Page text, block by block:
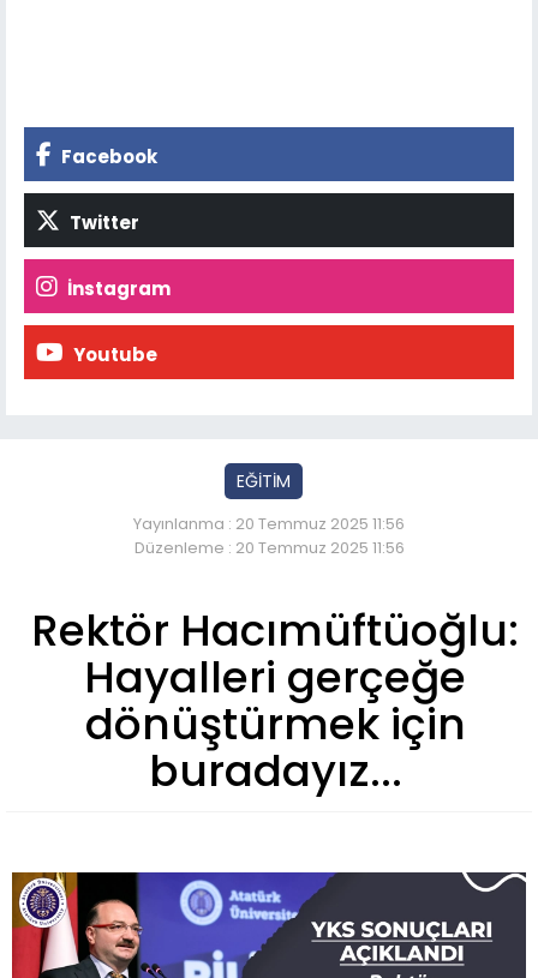
Facebook
Twitter
İnstagram
Youtube
EĞİTİM
Yayınlanma : 20 Temmuz 2025 11:56
Düzenleme : 20 Temmuz 2025 11:56
Rektör Hacımüftüoğlu:
Hayalleri gerçeğe
dönüştürmek için
buradayız...